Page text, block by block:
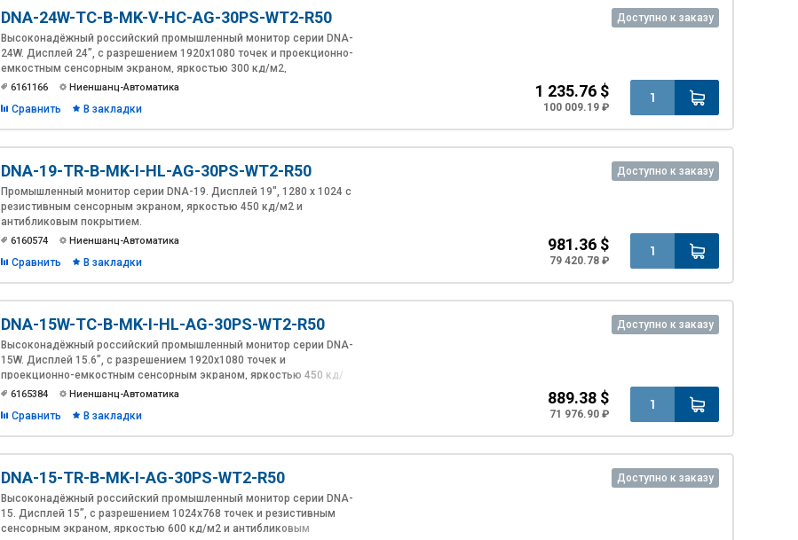
Доступно к заказу
DNA-24W-TC-B-MK-V-HC-AG-30PS-WT2-R50
Высоконадёжный российский промышленный монитор серии DNA-
24W. Дисплей 24”, с разрешением 1920х1080 точек и проекционно-
емкостным сенсорным экраном, яркостью 300 кд/м2,
контрастностью 5000:1 и антибликовым покрытием. Лицевая
питания 12~30В DC в комплекте с адаптером 230В AC.
Температура эксплуатации: -20 ~ 60°C. Интерфейсы: VGA, DVI-D,
HDMI.
Разработка и производство Ниеншанц-Автоматика.
6161166 Ниеншанц-Автоматика
Сравнить В закладки
1 235.76 $
100 009.19 ₽
Доступно к заказу
DNA-19-TR-B-MK-I-HL-AG-30PS-WT2-R50
Промышленный монитор серии DNA-19. Дисплей 19", 1280 х 1024 с
резистивным сенсорным экраном, яркостью 450 кд/м2 и
антибликовым покрытием.
6160574 Ниеншанц-Автоматика
Сравнить В закладки
981.36 $
79 420.78 ₽
Доступно к заказу
DNA-15W-TC-B-MK-I-HL-AG-30PS-WT2-R50
Высоконадёжный российский промышленный монитор серии DNA-
15W. Дисплей 15.6”, с разрешением 1920х1080 точек и
проекционно-емкостным сенсорным экраном, яркостью 450 кд/
м2 и антибликовым покрытием. Лицевая панель из алюминия
комплекте с адаптером 230В AC. Температура эксплуатации: -20 ~
60°C. Интерфейсы: VGA, DVI-D, HDMI.
6165384 Ниеншанц-Автоматика
Сравнить В закладки
889.38 $
71 976.90 ₽
Доступно к заказу
DNA-15-TR-B-MK-I-AG-30PS-WT2-R50
Высоконадёжный российский промышленный монитор серии DNA-
15. Дисплей 15”, с разрешением 1024x768 точек и резистивным
сенсорным экраном, яркостью 600 кд/м2 и антибликовым